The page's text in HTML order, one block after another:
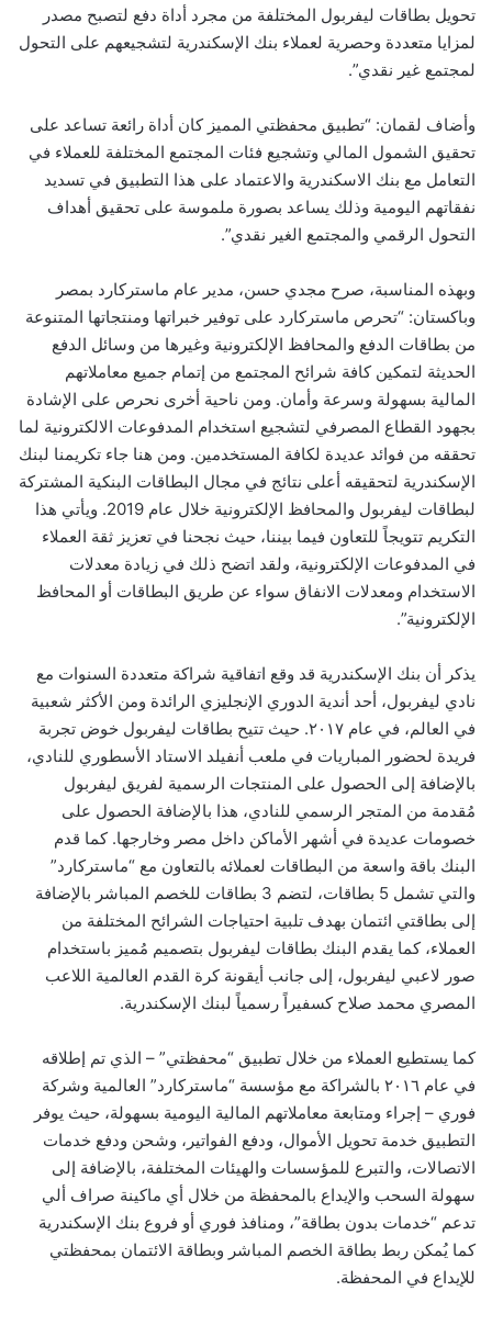
تحويل بطاقات ليفربول المختلفة من مجرد أداة دفع لتصبح مصدر
لمزايا متعددة وحصرية لعملاء بنك الإسكندرية لتشجيعهم على التحول
لمجتمع غير نقدي”.
وأضاف لقمان: “تطبيق محفظتي المميز كان أداة رائعة تساعد على
تحقيق الشمول المالي وتشجيع فئات المجتمع المختلفة للعملاء في
التعامل مع بنك الاسكندرية والاعتماد على هذا التطبيق في تسديد
نفقاتهم اليومية وذلك يساعد بصورة ملموسة على تحقيق أهداف
التحول الرقمي والمجتمع الغير نقدي”.
وبهذه المناسبة، صرح مجدي حسن، مدير عام ماستركارد بمصر
وباكستان: “تحرص ماستركارد على توفير خبراتها ومنتجاتها المتنوعة
من بطاقات الدفع والمحافظ الإلكترونية وغيرها من وسائل الدفع
الحديثة لتمكين كافة شرائح المجتمع من إتمام جميع معاملاتهم
المالية بسهولة وسرعة وأمان. ومن ناحية أخرى نحرص على الإشادة
بجهود القطاع المصرفي لتشجيع استخدام المدفوعات الالكترونية لما
تحققه من فوائد عديدة لكافة المستخدمين. ومن هنا جاء تكريمنا لبنك
الإسكندرية لتحقيقه أعلى نتائج في مجال البطاقات البنكية المشتركة
لبطاقات ليفربول والمحافظ الإلكترونية خلال عام 2019. ويأتي هذا
التكريم تتويجاً للتعاون فيما بيننا، حيث نجحنا في تعزيز ثقة العملاء
في المدفوعات الإلكترونية، ولقد اتضح ذلك في زيادة معدلات
الاستخدام ومعدلات الانفاق سواء عن طريق البطاقات أو المحافظ
الإلكترونية”.
يذكر أن بنك الإسكندرية قد وقع اتفاقية شراكة متعددة السنوات مع
نادي ليفربول، أحد أندية الدوري الإنجليزي الرائدة ومن الأكثر شعبية
في العالم، في عام ۲٠۱۷. حيث تتيح بطاقات ليفربول خوض تجربة
فريدة لحضور المباريات في ملعب أنفيلد الاستاد الأسطوري للنادي،
ﺑﺎﻹﺿﺎﻓﺔ إﻟﻰ الحصول على المنتجات الرسمية لفريق ليفربول
مُقدمة من المتجر الرسمي للنادي، هذا بالإضافة الحصول على
خصومات عديدة في أشهر الأماكن داخل مصر وخارجها. كما قدم
البنك باقة واسعة من البطاقات لعملائه بالتعاون مع “ماستركارد”
والتي تشمل 5 بطاقات، لتضم 3 بطاقات للخصم المباشر بالإضافة
إلى بطاقتي ائتمان بهدف تلبية احتياجات الشرائح المختلفة من
العملاء، كما يقدم البنك بطاقات ليفربول بتصميم مُميز باستخدام
صور لاعبي ليفربول، إلى جانب أيقونة كرة القدم العالمية اللاعب
المصري محمد صلاح كسفيراً رسمياً لبنك الإسكندرية.
كما يستطيع العملاء من خلال تطبيق “محفظتي” – الذي تم إطلاقه
في عام ٢٠١٦ بالشراكة مع مؤسسة “ماستركارد” العالمية وشركة
فوري – إجراء ومتابعة معاملاتهم المالية اليومية بسهولة، حيث يوفر
التطبيق خدمة تحويل الأموال، ودفع الفواتير، وشحن ودفع خدمات
الاتصالات، والتبرع للمؤسسات والهيئات المختلفة، بالإضافة إلى
سهولة السحب والإيداع بالمحفظة من خلال أي ماكينة صراف ألي
تدعم “خدمات بدون بطاقة”، ومنافذ فوري أو فروع بنك الإسكندرية
كما يُمكن ربط بطاقة الخصم المباشر وبطاقة الائتمان بمحفظتي
للإيداع في المحفظة.